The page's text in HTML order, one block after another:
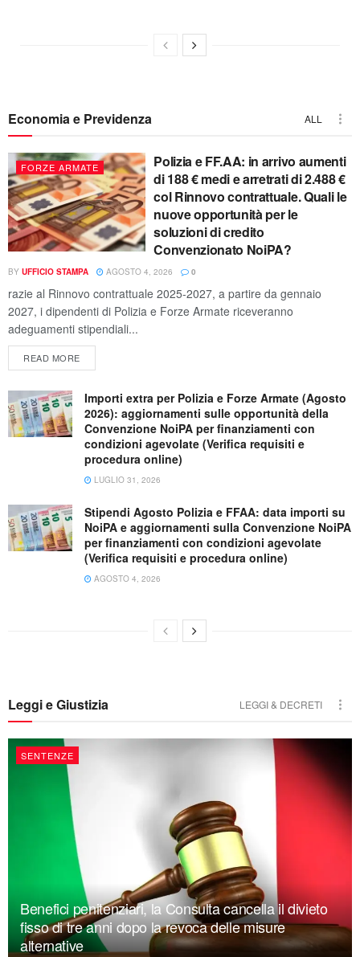
Economia e Previdenza ALL
FORZE ARMATE
Polizia e FF.AA: in arrivo aumenti
di 188 € medi e arretrati di 2.488 €
col Rinnovo contrattuale. Quali le
nuove opportunità per le
soluzioni di credito
Convenzionato NoiPA?
BY UFFICIO STAMPA AGOSTO 4, 2026 0
razie al Rinnovo contrattuale 2025-2027, a partire da gennaio
2027, i dipendenti di Polizia e Forze Armate riceveranno
adeguamenti stipendiali...
READ MORE
Importi extra per Polizia e Forze Armate (Agosto
2026): aggiornamenti sulle opportunità della
Convenzione NoiPA per finanziamenti con
condizioni agevolate (Verifica requisiti e
procedura online)
LUGLIO 31, 2026
Stipendi Agosto Polizia e FFAA: data importi su
NoiPA e aggiornamenti sulla Convenzione NoiPA
per finanziamenti con condizioni agevolate
(Verifica requisiti e procedura online)
AGOSTO 4, 2026
Leggi e Giustizia LEGGI & DECRETI
SENTENZE
Benefici penitenziari, la Consulta cancella il divieto
fisso di tre anni dopo la revoca delle misure
alternative